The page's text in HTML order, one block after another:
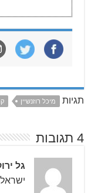
תגיות מיכל רוזנשיין
4 תגובות
גל